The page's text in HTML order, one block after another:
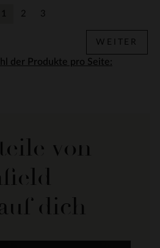
der Produkte pro Seite:
1 2 3
WEITER
von
dich